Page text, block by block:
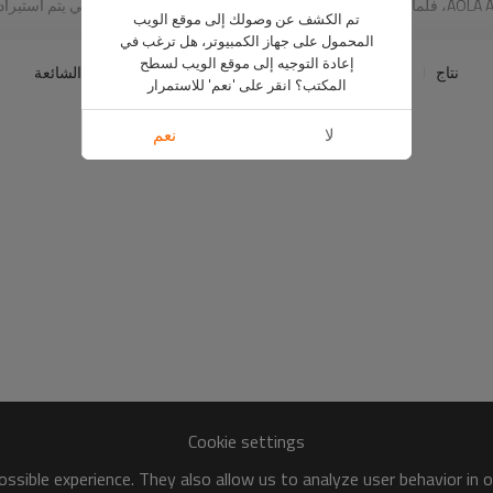
الطلب 1 قطعة مع شعار مخصص، والملصقات، والعلامات، والتعبئة والتغليف. نأمل أن نبني مع شركتكم
أكثر
نتاج الكلمات الدالة مدونة أخبار قضية
الأسئلة الشائعة
مواقع صديق
الخصوصية
الشروط والاحكام
Cookie settings
experience. They also allow us to analyze user behavior
تم الكشف عن وصولك إلى موقع الويب
المحمول على جهاز الكمبيوتر، هل ترغب في
إعادة التوجيه إلى موقع الويب لسطح
المكتب؟ انقر على 'نعم' للاستمرار
لا نعم